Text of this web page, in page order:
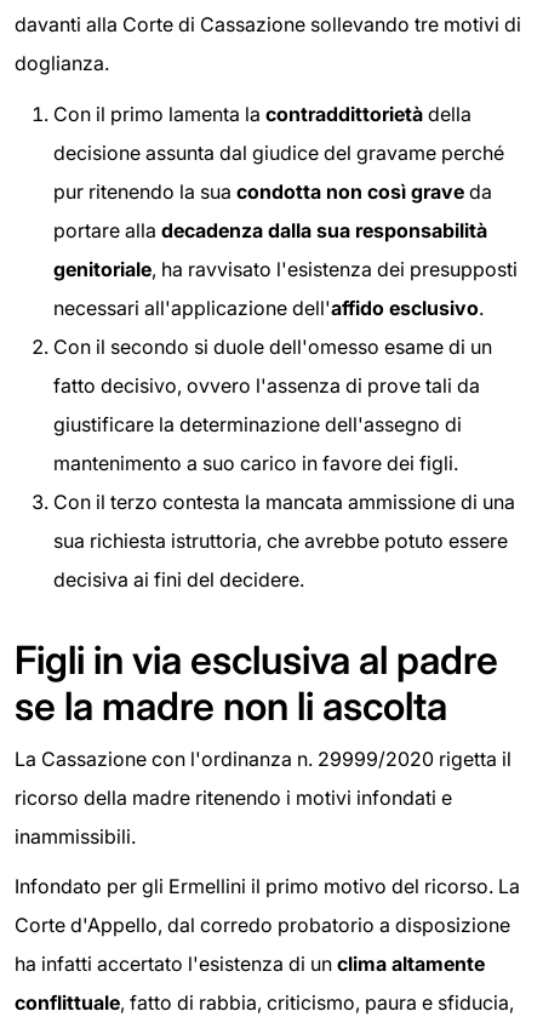
davanti alla Corte di Cassazione sollevando tre motivi di
doglianza.
Con il primo lamenta la contraddittorietà della
decisione assunta dal giudice del gravame perché
pur ritenendo la sua condotta non così grave da
portare alla decadenza dalla sua responsabilità
genitoriale, ha ravvisato l'esistenza dei presupposti
necessari all'applicazione dell'affido esclusivo.
Con il secondo si duole dell'omesso esame di un
fatto decisivo, ovvero l'assenza di prove tali da
giustificare la determinazione dell'assegno di
mantenimento a suo carico in favore dei figli.
Con il terzo contesta la mancata ammissione di una
sua richiesta istruttoria, che avrebbe potuto essere
decisiva ai fini del decidere.
Figli in via esclusiva al padre
se la madre non li ascolta
La Cassazione con l'ordinanza n. 29999/2020 rigetta il
ricorso della madre ritenendo i motivi infondati e
inammissibili.
Infondato per gli Ermellini il primo motivo del ricorso. La
Corte d'Appello, dal corredo probatorio a disposizione
ha infatti accertato l'esistenza di un clima altamente
conflittuale, fatto di rabbia, criticismo, paura e sfiducia,